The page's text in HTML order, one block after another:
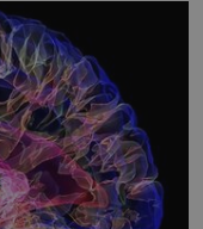
Stolpsee